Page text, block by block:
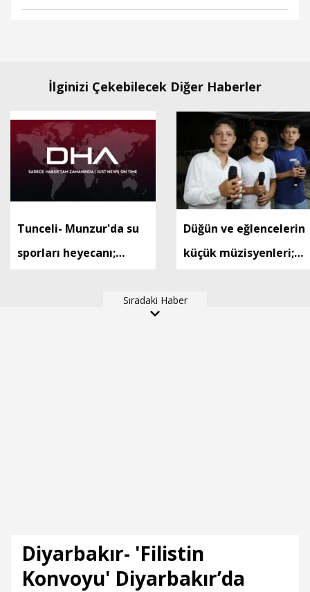
İlginizi Çekebilecek Diğer Haberler
Tunceli- Munzur'da su
sporları heyecanı;
Düğün ve eğlencelerin
küçük müzisyenleri;
Sıradaki Haber
Diyarbakır- 'Filistin
Konvoyu' Diyarbakır’da